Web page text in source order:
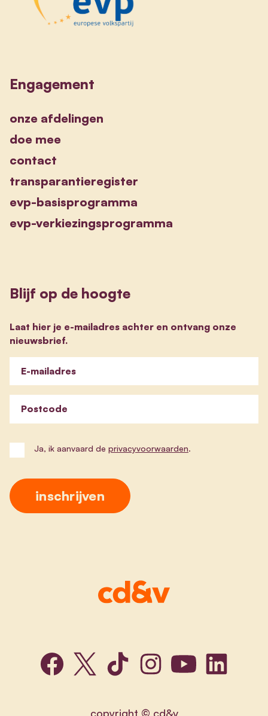
Engagement
onze afdelingen
doe mee
contact
transparantieregister
evp-basisprogramma
evp-verkiezingsprogramma
Blijf op de hoogte
Laat hier je e-mailadres achter en ontvang onze
nieuwsbrief.
E-mailadres
Postcode
Ja, ik aanvaard de privacyvoorwaarden.
copyright © cd&v